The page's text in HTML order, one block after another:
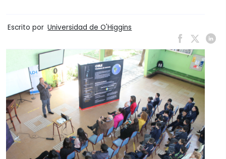
Escrito por Universidad de O'Higgins